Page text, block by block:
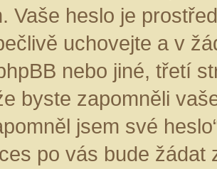
Vaše heslo je
uchovejte a v
nebo jiné, třetí
byste zapomněli
jsem své
po vás bude